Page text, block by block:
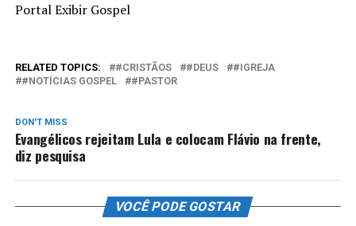
Portal Exibir Gospel
RELATED TOPICS: #CRISTÃOS #DEUS
#IGREJA
#NOTÍCIAS GOSPEL
#PASTOR
DON'T MISS
Evangélicos rejeitam Lula e colocam Flávio na frente,
diz pesquisa
VOCÊ PODE GOSTAR